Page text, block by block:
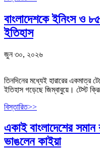
বাংলাদেশকে ইনিংস ও
ইতিহাস
জুন ৩০, ২০২৬
তিনদিনের মধ্যেই হারারের একমাত্র
ইতিহাস গড়েছে জিম্বাবুয়ে। টেস্ট
বিস্তারিত>>
একাই বাংলাদেশের
ভাঙলেন কাইয়া